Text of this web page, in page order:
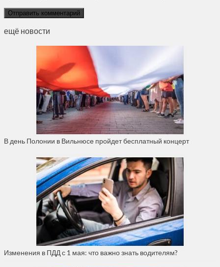
ещё новости
В день Полонии в Вильнюсе пройдет бесплатный концерт
Изменения в ПДД с 1 мая: что важно знать водителям?